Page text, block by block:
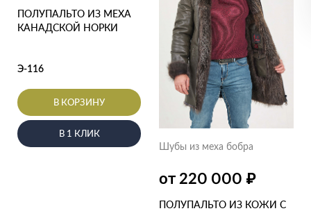
ПОЛУПАЛЬТО ИЗ МЕХА
КАНАДСКОЙ НОРКИ
Э-116
В КОРЗИНУ
В 1 КЛИК
Шубы из меха бобра
от 220 000 ₽
ПОЛУПАЛЬТО ИЗ КОЖИ С